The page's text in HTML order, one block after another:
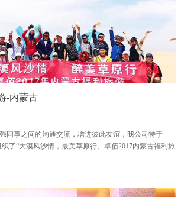
-内蒙古
同事之间的沟通交流，增进彼此友谊，我公司特于
织了“大漠风沙情，最美草原行。卓佰2017内蒙古福利旅